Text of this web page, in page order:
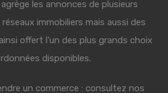
les annonces de plusieurs
immobiliers mais aussi des
offert l'un des plus grands choix
disponibles.
un commerce : consultez nos